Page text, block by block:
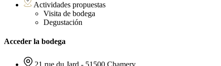
Actividades propuestas
Visita de bodega
Degustación
Acceder la bodega
21 rue du Jard - 51500 Chamery